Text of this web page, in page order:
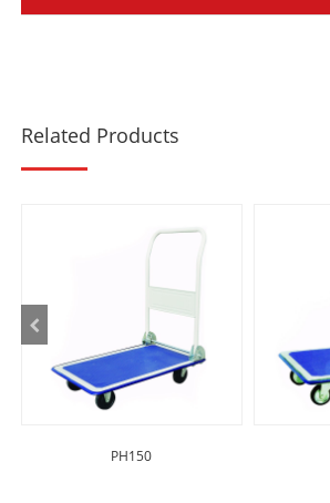
Related Products
PH150